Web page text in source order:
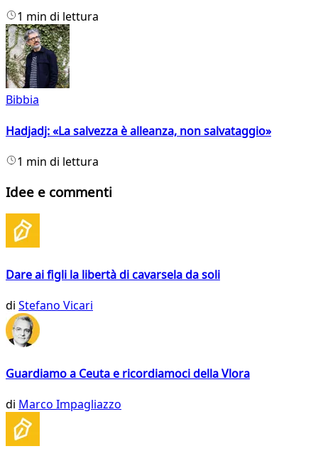
1 min di lettura
Bibbia
Hadjadj: «La salvezza è alleanza, non salvataggio»
1 min di lettura
Idee e commenti
Dare ai figli la libertà di cavarsela da soli
di Stefano Vicari
Guardiamo a Ceuta e ricordiamoci della Vlora
di Marco Impagliazzo